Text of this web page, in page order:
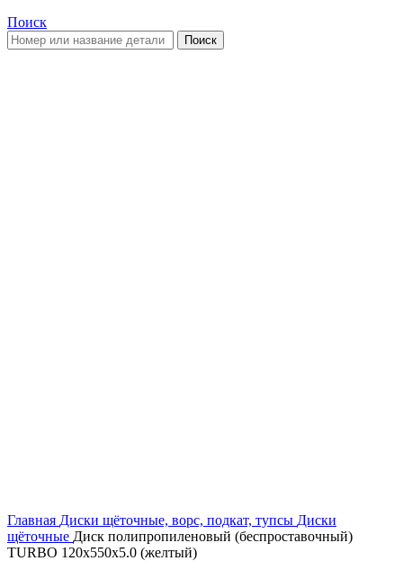
Поиск
Поиск
Главная Диски щёточные, ворс, подкат, тупсы Диски
щёточные Диск полипропиленовый (беспроставочный)
TURBO 120х550х5.0 (желтый)